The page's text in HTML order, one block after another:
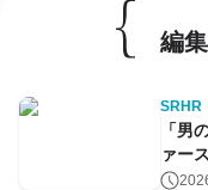
編
SRHR
「男
ァー
命の